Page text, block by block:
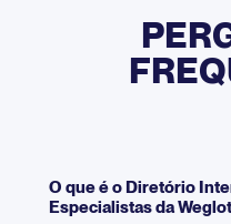
O que é o Diretório
Especialistas da